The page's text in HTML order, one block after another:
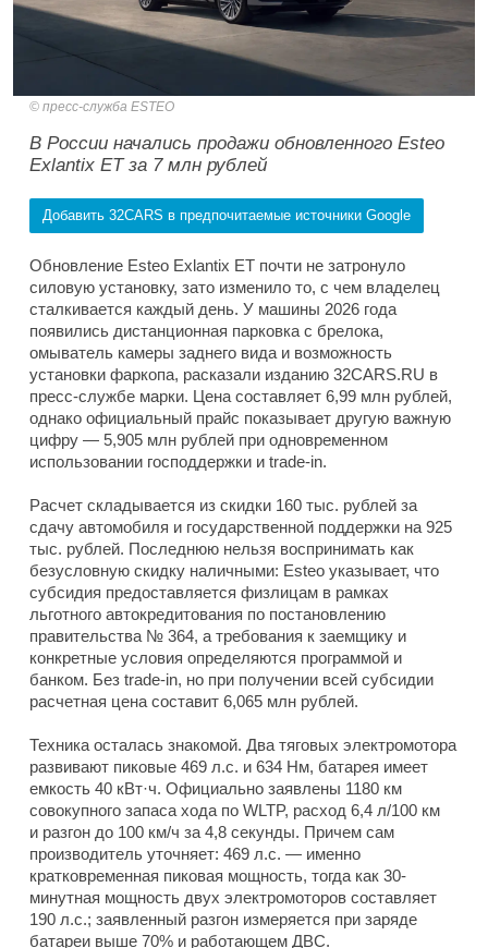
пресс-служба ESTEO
В России начались продажи обновленного Esteo
Exlantix ET за 7 млн рублей
Добавить 32CARS в предпочитаемые источники Google
Обновление Esteo Exlantix ET почти не затронуло
силовую установку, зато изменило то, с чем владелец
сталкивается каждый день. У машины 2026 года
появились дистанционная парковка с брелока,
омыватель камеры заднего вида и возможность
установки фаркопа, расказали изданию 32CARS.RU в
пресс-службе марки. Цена составляет 6,99 млн рублей,
однако официальный прайс показывает другую важную
цифру — 5,905 млн рублей при одновременном
использовании господдержки и trade-in.
Расчет складывается из скидки 160 тыс. рублей за
сдачу автомобиля и государственной поддержки на 925
тыс. рублей. Последнюю нельзя воспринимать как
безусловную скидку наличными: Esteo указывает, что
субсидия предоставляется физлицам в рамках
льготного автокредитования по постановлению
правительства № 364, а требования к заемщику и
конкретные условия определяются программой и
банком. Без trade-in, но при получении всей субсидии
расчетная цена составит 6,065 млн рублей.
Техника осталась знакомой. Два тяговых электромотора
развивают пиковые 469 л.с. и 634 Нм, батарея имеет
емкость 40 кВт·ч. Официально заявлены 1180 км
совокупного запаса хода по WLTP, расход 6,4 л/100 км
и разгон до 100 км/ч за 4,8 секунды. Причем сам
производитель уточняет: 469 л.с. — именно
кратковременная пиковая мощность, тогда как 30-
минутная мощность двух электромоторов составляет
190 л.с.; заявленный разгон измеряется при заряде
батареи выше 70% и работающем ДВС.